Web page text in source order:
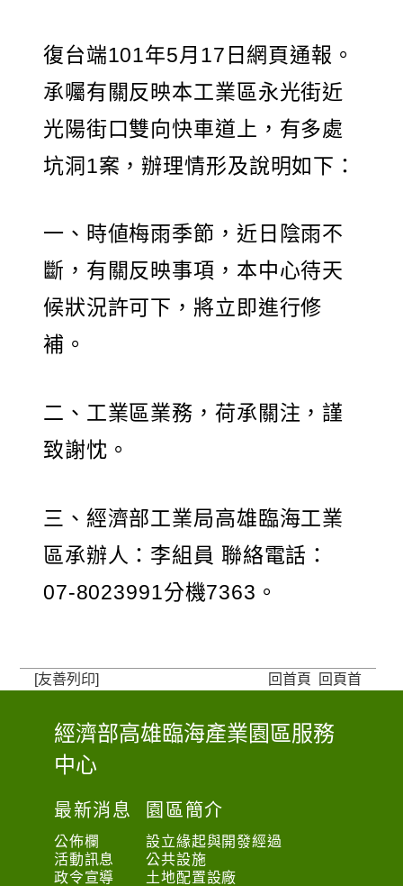
復台端101年5月17日網頁通報。
承囑有關反映本工業區永光街近
光陽街口雙向快車道上，有多處
坑洞1案，辦理情形及說明如下：
一、時値梅雨季節，近日陰雨不
斷，有關反映事項，本中心待天
候狀況許可下，將立即進行修
補。
二、工業區業務，荷承關注，謹
致謝忱。
三、經濟部工業局高雄臨海工業
區承辦人：李組員 聯絡電話：
07-8023991分機7363。
[友善列印] 回首頁 回頁首
:
:
經濟部高雄臨海產業園區服務
中心
最新消息
公佈欄
活動訊息
政令宣導
園區簡介
設立緣起與開發經過
公共設施
土地配置設廠